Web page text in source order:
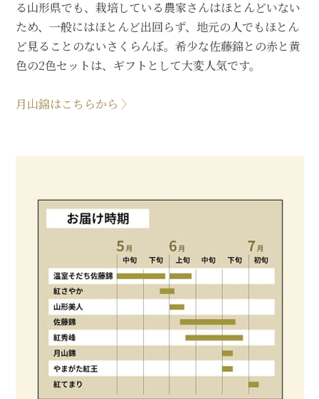
る山形県でも、栽培している農家さんはほとんどいない
ため、一般にはほとんど出回らず、地元の人でもほとん
ど見ることのないさくらんぼ。希少な佐藤錦との赤と黄
色の2色セットは、ギフトとして大変人気です。
月山錦はこちらから 〉